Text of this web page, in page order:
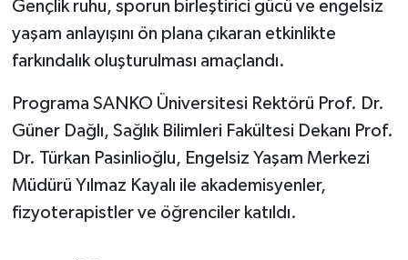
Gençlik ruhu, sporun birleştirici gücü ve engelsiz
yaşam anlayışını ön plana çıkaran etkinlikte
farkındalık oluşturulması amaçlandı.
Programa SANKO Üniversitesi Rektörü Prof. Dr.
Güner Dağlı, Sağlık Bilimleri Fakültesi Dekanı Prof.
Dr. Türkan Pasinlioğlu, Engelsiz Yaşam Merkezi
Müdürü Yılmaz Kayalı ile akademisyenler,
fizyoterapistler ve öğrenciler katıldı.